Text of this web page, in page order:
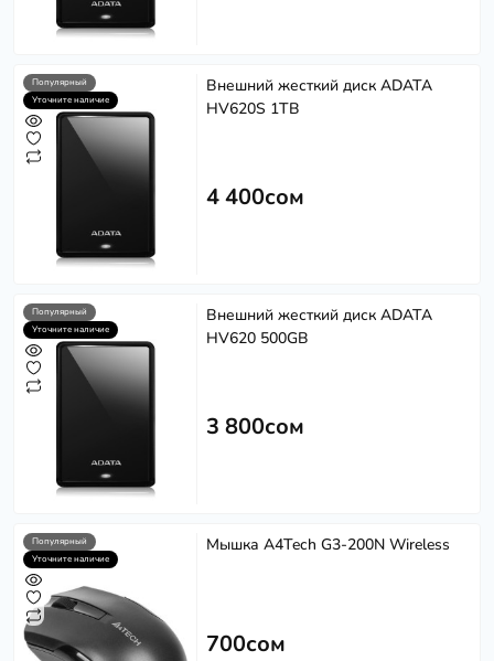
Популярный
Уточните наличие
Внешний жесткий диск ADATA
HV620S 1TB
4 400сом
Популярный
Уточните наличие
Внешний жесткий диск ADATA
HV620 500GB
3 800сом
Популярный
Уточните наличие
Мышка A4Tech G3-200N Wireless
700сом